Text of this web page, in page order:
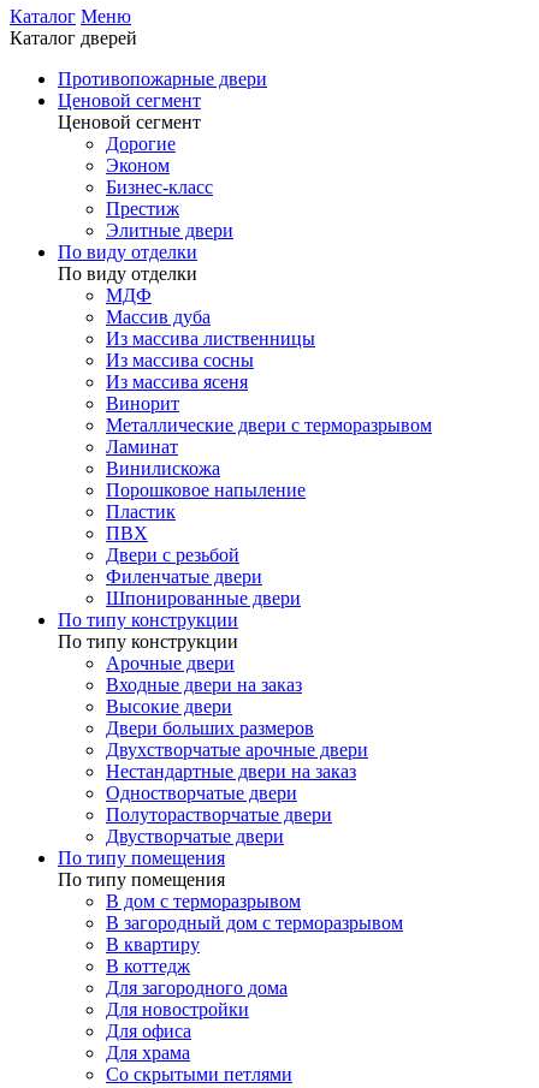
Каталог Меню
Каталог дверей
Противопожарные двери
Ценовой сегмент
Ценовой сегмент
Дорогие
Эконом
Бизнес-класс
Престиж
Элитные двери
По виду отделки
По виду отделки
МДФ
Массив дуба
Из массива лиственницы
Из массива сосны
Из массива ясеня
Винорит
Металлические двери с терморазрывом
Ламинат
Винилискожа
Порошковое напыление
Пластик
ПВХ
Двери с резьбой
Филенчатые двери
Шпонированные двери
По типу конструкции
По типу конструкции
Арочные двери
Входные двери на заказ
Высокие двери
Двери больших размеров
Двухстворчатые арочные двери
Нестандартные двери на заказ
Одностворчатые двери
Полуторастворчатые двери
Двустворчатые двери
По типу помещения
По типу помещения
В дом с терморазрывом
В загородный дом с терморазрывом
В квартиру
В коттедж
Для загородного дома
Для новостройки
Для офиса
Для храма
Со скрытыми петлями